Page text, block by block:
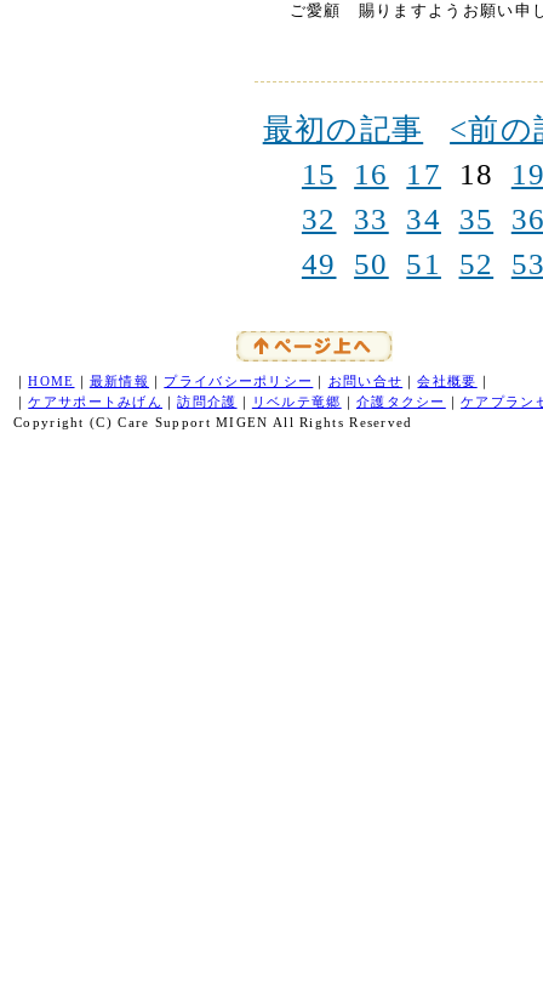
ご愛顧 賜りますようお願い申
最初の記事
<前の
15
16 17 18
32
33 34 35
49
50 51 52
｜HOME ｜ 最新情報 ｜ プライバシーポリシー ｜ お問い合せ ｜会社概要 ｜
｜ケアサポートみげん ｜訪問介護 ｜ リベルテ竜郷 ｜ 介護タクシー ｜ケアプラン
Copyright (C) Care Support MIGEN All Rights Reserved